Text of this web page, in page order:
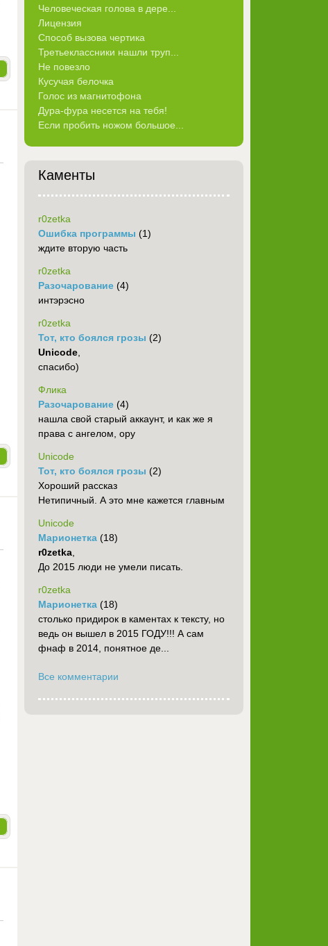
Человеческая голова в дере...
Лицензия
Способ вызова чертика
Третьеклассники нашли труп...
Не повезло
Кусучая белочка
Голос из магнитофона
Дура-фура несется на тебя!
Если пробить ножом большое...
Каменты
r0zetka
Ошибка программы (1)
ждите вторую часть
r0zetka
Разочарование (4)
интэрэсно
r0zetka
Тот, кто боялся грозы (2)
Unicode
спасибо)
Флика
Разочарование (4)
нашла свой старый аккаунт, и как же я
права с ангелом, ору
Unicode
Тот, кто боялся грозы (2)
Хороший рассказ
Нетипичный. А это мне кажется главным
Unicode
Марионетка (18)
r0zetka
До 2015 люди не умели писать.
r0zetka
Марионетка (18)
столько придирок в каментах к тексту, но
ведь он вышел в 2015 ГОДУ!!! А сам
фнаф в 2014, понятное де...
Все комментарии